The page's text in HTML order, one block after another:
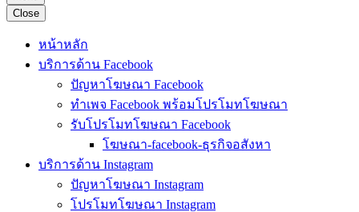
Close
หน้าหลัก
บริการด้าน Facebook
ปัญหาโฆษณา Facebook
ทำเพจ Facebook พร้อมโปรโมทโฆษณา
รับโปรโมทโฆษณา Facebook
โฆษณา-facebook-ธุรกิจอสังหา
บริการด้าน Instagram
ปัญหาโฆษณา Instagram
โปรโมทโฆษณา Instagram